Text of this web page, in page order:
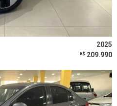
2025
R$ 209.990